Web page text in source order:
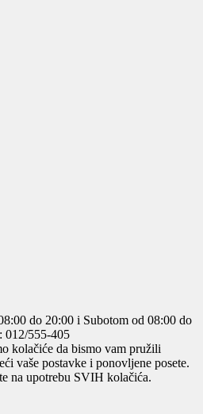
do 20:00 i Subotom od 08:00 do
012/555-405
kolačiće da bismo vam pružili
vaše postavke i ponovljene posete.
na upotrebu SVIH kolačića.